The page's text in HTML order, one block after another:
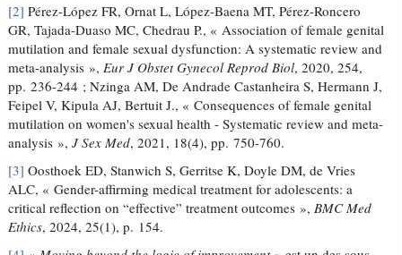
[2] Pérez-López FR, Ornat L, López-Baena MT, Pérez-Roncero
GR, Tajada-Duaso MC, Chedrau P., « Association of female genital
mutilation and female sexual dysfunction: A systematic review and
meta-analysis », Eur J Obstet Gynecol Reprod Biol, 2020, 254,
pp. 236-244 ; Nzinga AM, De Andrade Castanheira S, Hermann J,
Feipel V, Kipula AJ, Bertuit J., « Consequences of female genital
mutilation on women's sexual health - Systematic review and meta-
analysis »,J Sex Med, 2021, 18(4), pp. 750-760.
[3] Oosthoek ED, Stanwich S, Gerritse K, Doyle DM, de Vries
ALC, « Gender-affirming medical treatment for adolescents: a
critical reflection on “effective” treatment outcomes », BMC Med
Ethics, 2024, 25(1), p. 154.